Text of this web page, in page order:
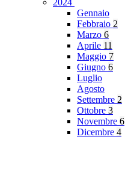
2024
Gennaio
Febbraio 2
Marzo 6
Aprile 11
Maggio 7
Giugno 6
Luglio
Agosto
Settembre 2
Ottobre 3
Novembre 6
Dicembre 4